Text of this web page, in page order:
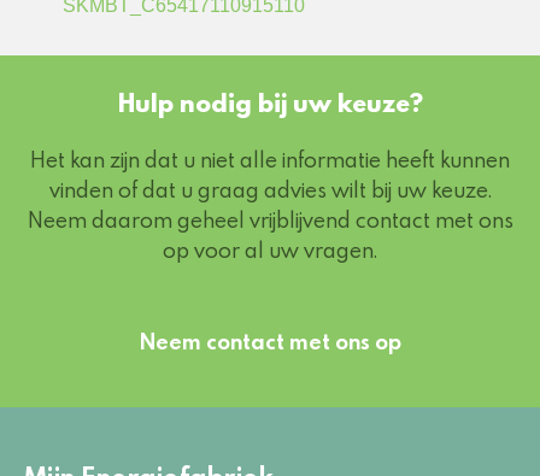
SKMBT_C65417110915110
Hulp nodig bij uw keuze?
Het kan zijn dat u niet alle informatie heeft kunnen
vinden of dat u graag advies wilt bij uw keuze.
Neem daarom geheel vrijblijvend contact met ons
op voor al uw vragen.
Neem contact met ons op